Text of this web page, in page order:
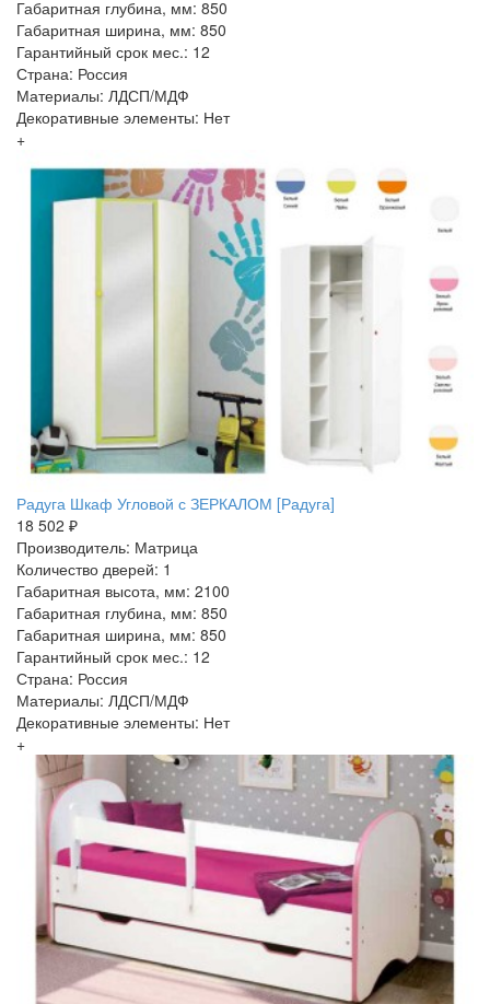
Габаритная глубина, мм: 850
Габаритная ширина, мм: 850
Гарантийный срок мес.: 12
Страна: Россия
Материалы: ЛДСП/МДФ
Декоративные элементы: Нет
+
Радуга Шкаф Угловой с ЗЕРКАЛОМ [Радуга]
18 502 ₽
Производитель: Матрица
Количество дверей: 1
Габаритная высота, мм: 2100
Габаритная глубина, мм: 850
Габаритная ширина, мм: 850
Гарантийный срок мес.: 12
Страна: Россия
Материалы: ЛДСП/МДФ
Декоративные элементы: Нет
+